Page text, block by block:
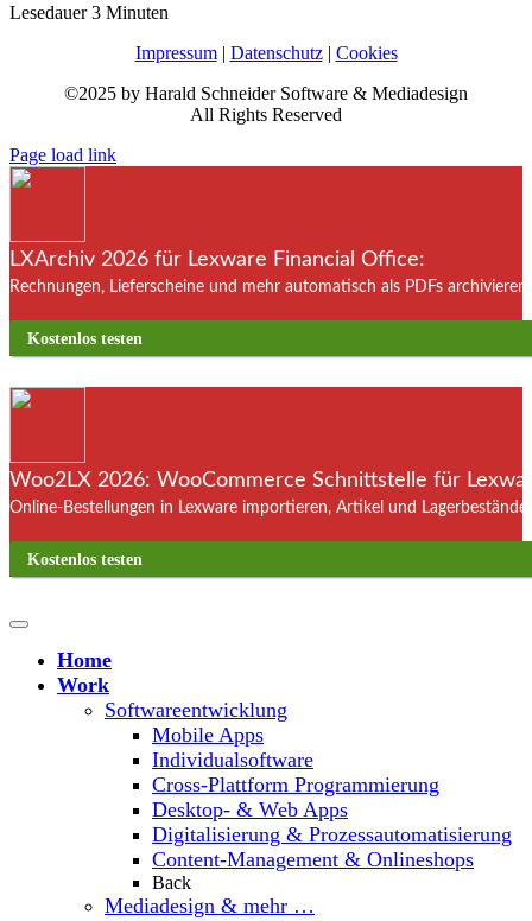
Lesedauer 3 Minuten
Impressum| Datenschutz| Cookies
©2025 by Harald Schneider Software & Mediadesign
All Rights Reserved
Page load link
LXArchiv 2026 für Lexware Financial Office:
Rechnungen, Lieferscheine und mehr automatisch als PDFs
Kostenlos testen
Woo2LX 2026: WooCommerce Schnittstelle für
Online-Bestellungen in Lexware importieren, Artikel und
Kostenlos testen
Home
Work
Softwareentwicklung
Mobile Apps
Individualsoftware
Cross-Plattform Programmierung
Desktop- & Web Apps
Digitalisierung & Prozessautomatisierung
Content-Management & Onlineshops
Back
Mediadesign & mehr …